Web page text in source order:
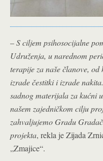
–S ciljem psihosocijalne
Udruženja, u narednom
terapije za naše članove,
izrade čestitki i izrade
sadnog materijala za kućni
našem zajedničkom cilju
zahvaljujemo Gradu
projekta, rekla je Zijada
„Zmajice“.